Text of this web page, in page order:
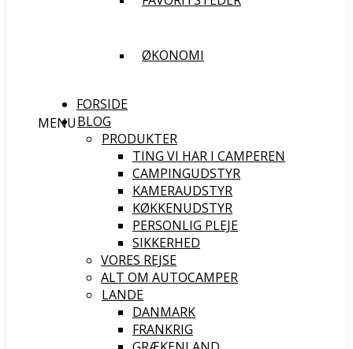
ØKONOMI
MENU
FORSIDE
BLOG
PRODUKTER
TING VI HAR I CAMPEREN
CAMPINGUDSTYR
KAMERAUDSTYR
KØKKENUDSTYR
PERSONLIG PLEJE
SIKKERHED
VORES REJSE
ALT OM AUTOCAMPER
LANDE
DANMARK
FRANKRIG